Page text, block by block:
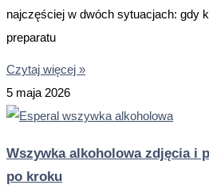
najczęściej w dwóch sytuacjach: gdy
preparatu
Czytaj więcej »
5 maja 2026
Wszywka alkoholowa zdjęcia i
po kroku